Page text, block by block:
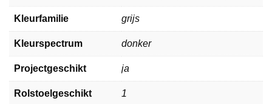
Kleurfamilie grijs
Kleurspectrum donker
Projectgeschikt ja
Rolstoelgeschikt 1